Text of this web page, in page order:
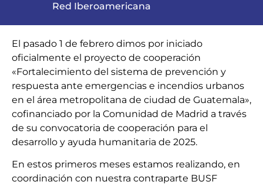
Red Iberoamericana
El pasado 1 de febrero dimos por iniciado
oficialmente el proyecto de cooperación
«Fortalecimiento del sistema de prevención y
respuesta ante emergencias e incendios urbanos
en el área metropolitana de ciudad de Guatemala»,
cofinanciado por la Comunidad de Madrid a través
de su convocatoria de cooperación para el
desarrollo y ayuda humanitaria de 2025.
En estos primeros meses estamos realizando, en
coordinación con nuestra contraparte BUSF